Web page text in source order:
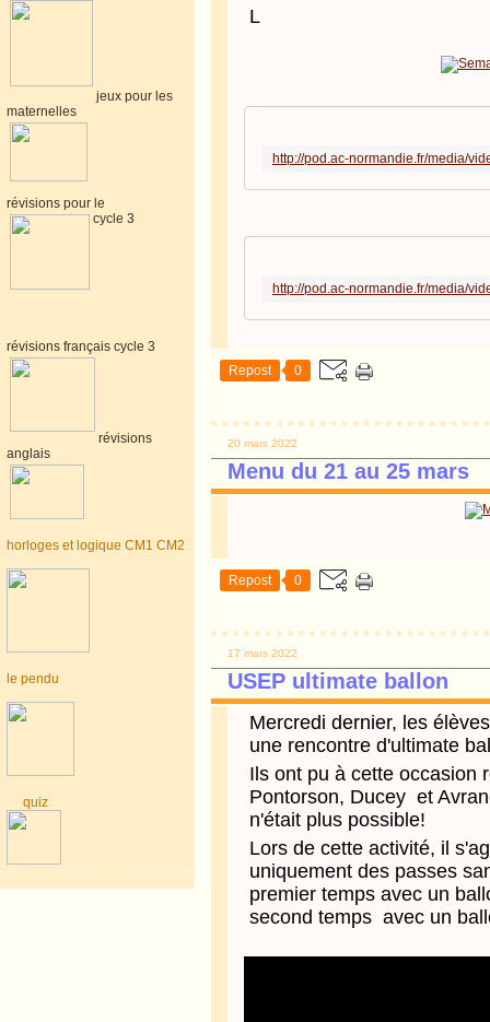
jeux pour les
maternelles
révisions pour le
cycle 3
révisions français cycle 3
révisions
anglais
horloges et logique CM1 CM2
le pendu
quiz
L
Repost 0
20 mars 2022
Menu du 21 au 25 mars
Repost 0
17 mars 2022
USEP ultimate ballon
Mercredi dernier, les
une rencontre d'ultimate
Ils ont pu à cette occasion
Pontorson, Ducey et
n'était plus possible!
Lors de cette activité, il
uniquement des passes
premier temps avec un
second temps avec un